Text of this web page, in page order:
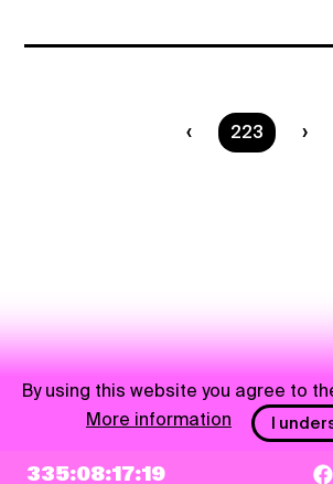
You are on
223
335:08:17:19
By using this website you agree to
More information
I